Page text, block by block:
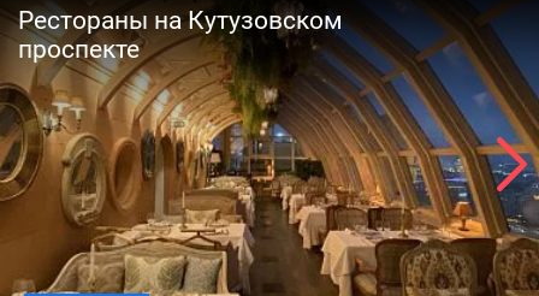
Рестораны на Кутузовском
проспекте